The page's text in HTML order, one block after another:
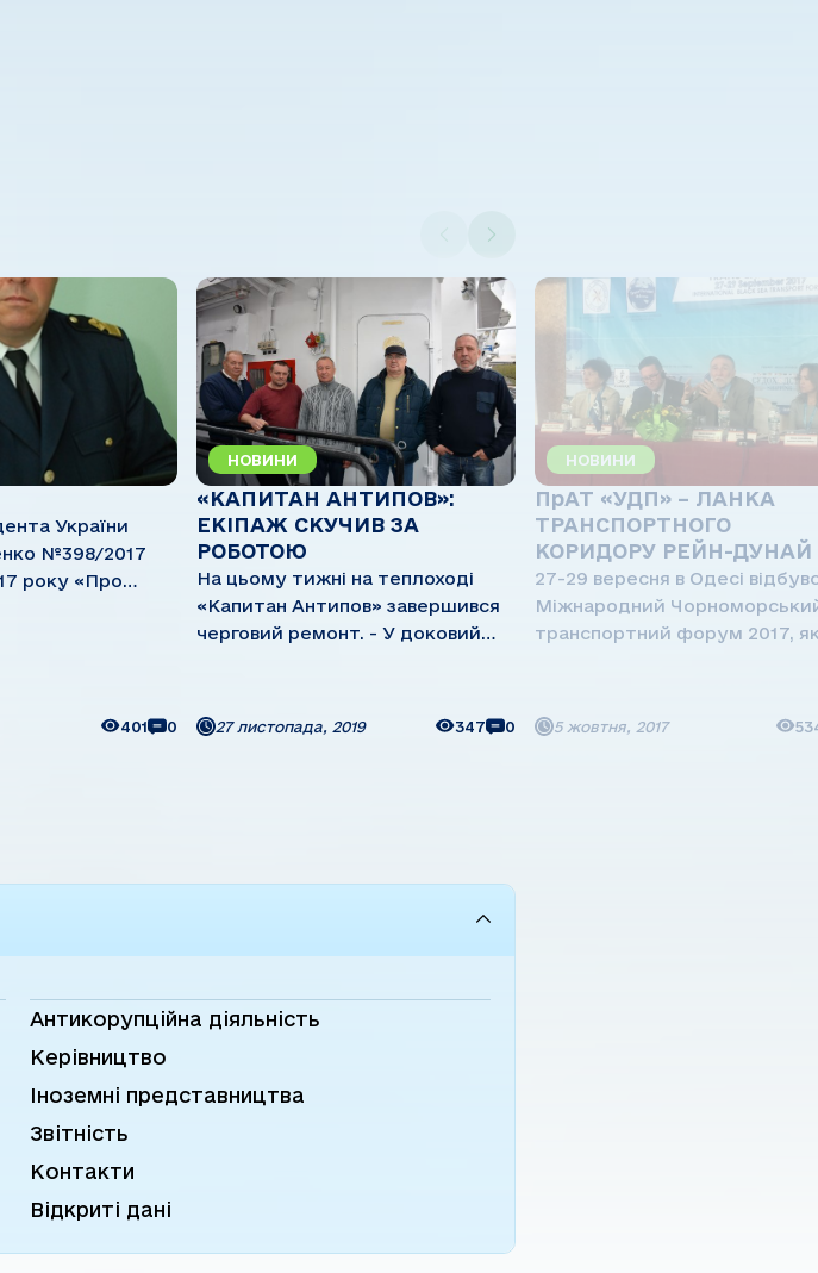
України
№398/2017
року «Про
401 0
НОВИНИ
«КАПИТАН АНТИПОВ»:
ЕКІПАЖ СКУЧИВ ЗА
РОБОТОЮ
На цьому тижні на теплоході
«Капитан Антипов» завершився
черговий ремонт. - У доковий
завершився він 31 жовтня, -
розповідає механік Павло
27 листопада, 2019 347 0
НОВИНИ
ПрАТ «УДП» – ЛАНКА
ТРАНСПОРТНОГО
КОРИДОРУ РЕЙН-ДУНАЙ
27-29 вересня в Одесі
Міжнародний
транспортний форум 2017,
логістики «ТрансУкраїна
міжнародну спеціалізовану
5 жовтня, 2017
Антикорупційна діяльність
Керівництво
Іноземні представництва
Звітність
Контакти
Відкриті дані